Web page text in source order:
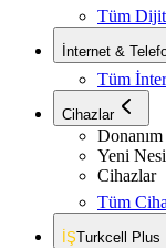
Tüm
İnternet &
Tüm
Cihazlar
Yeni
Cihazlar
Tüm
İŞTurkcell Plus